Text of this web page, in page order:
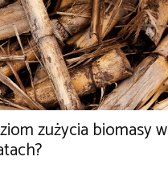
zużycia biomasy w